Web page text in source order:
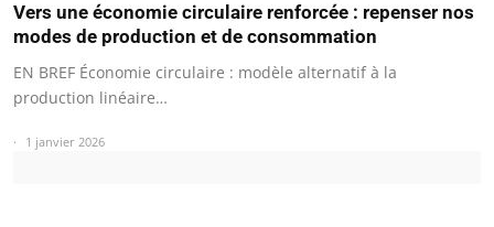
Vers une économie circulaire renforcée : repenser nos
modes de production et de consommation
EN BREF Économie circulaire : modèle alternatif à la
production linéaire…
1 janvier 2026